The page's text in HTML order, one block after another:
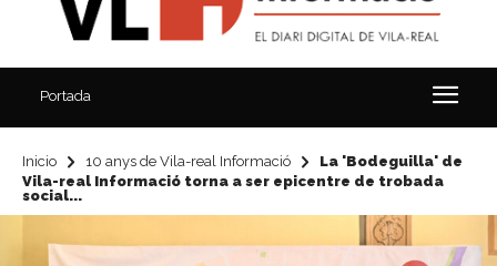
Portada
Inicio 10 anys de Vila-real Informació
La 'Bodeguilla' de
Vila-real Informació torna a ser epicentre de trobada
social...